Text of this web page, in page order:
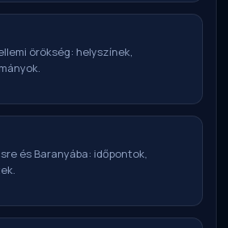
örökség: helyszínek,
és Baranyába: időpontok,